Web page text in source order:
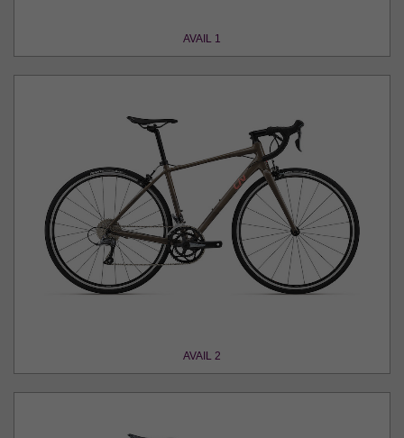
AVAIL 1
AVAIL 2